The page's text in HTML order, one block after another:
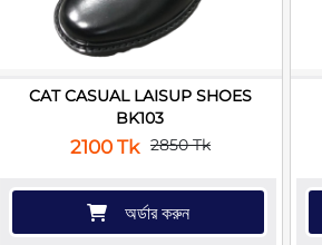
CAT CASUAL LAISUP SHOES
BK103
2100 Tk 2850 Tk
অর্ডার করুন